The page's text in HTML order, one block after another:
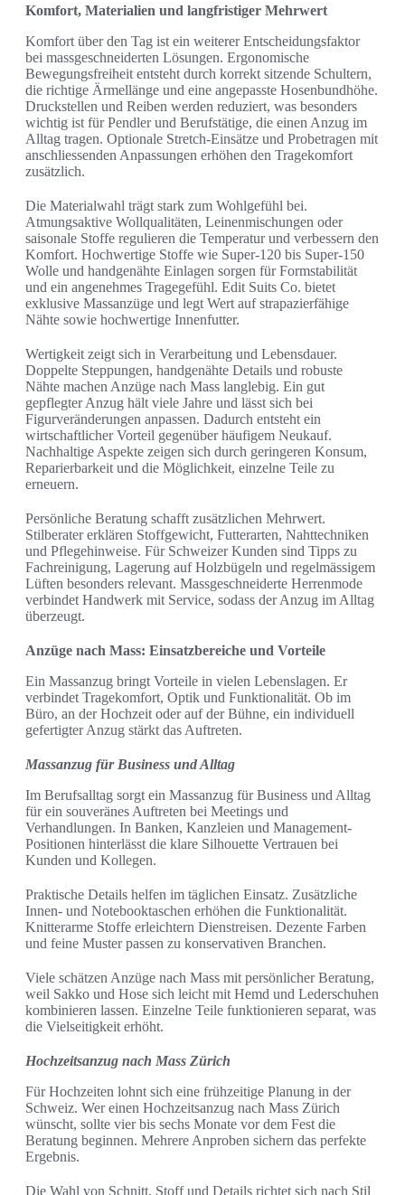
Komfort, Materialien und langfristiger Mehrwert
Komfort über den Tag ist ein weiterer Entscheidungsfaktor
bei massgeschneiderten Lösungen. Ergonomische
Bewegungsfreiheit entsteht durch korrekt sitzende Schultern,
die richtige Ärmellänge und eine angepasste Hosenbundhöhe.
Druckstellen und Reiben werden reduziert, was besonders
wichtig ist für Pendler und Berufstätige, die einen Anzug im
Alltag tragen. Optionale Stretch-Einsätze und Probetragen mit
anschliessenden Anpassungen erhöhen den Tragekomfort
zusätzlich.
Die Materialwahl trägt stark zum Wohlgefühl bei.
Atmungsaktive Wollqualitäten, Leinenmischungen oder
saisonale Stoffe regulieren die Temperatur und verbessern den
Komfort. Hochwertige Stoffe wie Super-120 bis Super-150
Wolle und handgenähte Einlagen sorgen für Formstabilität
und ein angenehmes Tragegefühl. Edit Suits Co. bietet
exklusive Massanzüge und legt Wert auf strapazierfähige
Nähte sowie hochwertige Innenfutter.
Wertigkeit zeigt sich in Verarbeitung und Lebensdauer.
Doppelte Steppungen, handgenähte Details und robuste
Nähte machen Anzüge nach Mass langlebig. Ein gut
gepflegter Anzug hält viele Jahre und lässt sich bei
Figurveränderungen anpassen. Dadurch entsteht ein
wirtschaftlicher Vorteil gegenüber häufigem Neukauf.
Nachhaltige Aspekte zeigen sich durch geringeren Konsum,
Reparierbarkeit und die Möglichkeit, einzelne Teile zu
erneuern.
Persönliche Beratung schafft zusätzlichen Mehrwert.
Stilberater erklären Stoffgewicht, Futterarten, Nahttechniken
und Pflegehinweise. Für Schweizer Kunden sind Tipps zu
Fachreinigung, Lagerung auf Holzbügeln und regelmässigem
Lüften besonders relevant. Massgeschneiderte Herrenmode
verbindet Handwerk mit Service, sodass der Anzug im Alltag
überzeugt.
Anzüge nach Mass: Einsatzbereiche und Vorteile
Ein Massanzug bringt Vorteile in vielen Lebenslagen. Er
verbindet Tragekomfort, Optik und Funktionalität. Ob im
Büro, an der Hochzeit oder auf der Bühne, ein individuell
gefertigter Anzug stärkt das Auftreten.
Massanzug für Business und Alltag
Im Berufsalltag sorgt ein Massanzug für Business und Alltag
für ein souveränes Auftreten bei Meetings und
Verhandlungen. In Banken, Kanzleien und Management-
Positionen hinterlässt die klare Silhouette Vertrauen bei
Kunden und Kollegen.
Praktische Details helfen im täglichen Einsatz. Zusätzliche
Innen- und Notebooktaschen erhöhen die Funktionalität.
Knitterarme Stoffe erleichtern Dienstreisen. Dezente Farben
und feine Muster passen zu konservativen Branchen.
Viele schätzen Anzüge nach Mass mit persönlicher Beratung,
weil Sakko und Hose sich leicht mit Hemd und Lederschuhen
kombinieren lassen. Einzelne Teile funktionieren separat, was
die Vielseitigkeit erhöht.
Hochzeitsanzug nach Mass Zürich
Für Hochzeiten lohnt sich eine frühzeitige Planung in der
Schweiz. Wer einen Hochzeitsanzug nach Mass Zürich
wünscht, sollte vier bis sechs Monate vor dem Fest die
Beratung beginnen. Mehrere Anproben sichern das perfekte
Ergebnis.
Die Wahl von Schnitt, Stoff und Details richtet sich nach Stil